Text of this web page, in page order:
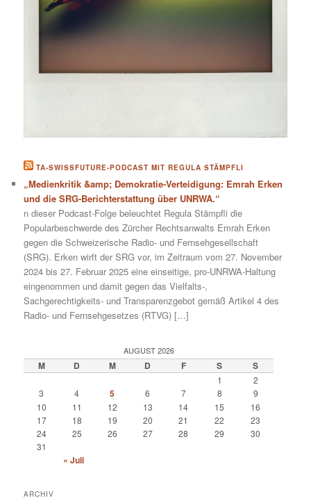
TA-SWISSFUTURE-PODCAST MIT REGULA STÄMPFLI
„Medienkritik &amp; Demokratie-Verteidigung: Emrah Erken
und die SRG-Berichterstattung über UNRWA.“
n dieser Podcast-Folge beleuchtet Regula Stämpfli die
Popularbeschwerde des Zürcher Rechtsanwalts Emrah Erken
gegen die Schweizerische Radio- und Fernsehgesellschaft
(SRG). Erken wirft der SRG vor, im Zeitraum vom 27. November
2024 bis 27. Februar 2025 eine einseitige, pro-UNRWA-Haltung
eingenommen und damit gegen das Vielfalts-,
Sachgerechtigkeits- und Transparenzgebot gemäß Artikel 4 des
Radio- und Fernsehgesetzes (RTVG) […]
AUGUST 2026
M D M D F S S
1
2
3
4 5 6 7 8
9
10
11 12 13 14 15
16
17
18 19 20 21 22
23
24
25 26 27 28 29
30
31
« Juli
ARCHIV